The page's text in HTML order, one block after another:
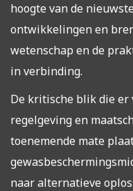
hoogte van de nieuwste
ontwikkelingen en
wetenschap en de
in verbinding.
De kritische blik die er
regelgeving en
toenemende mate
naar alternatieve